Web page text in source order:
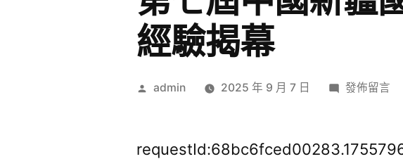
經驗揭幕
作
admin 2025 年 9 月 7 日
在
屆
發佈留言